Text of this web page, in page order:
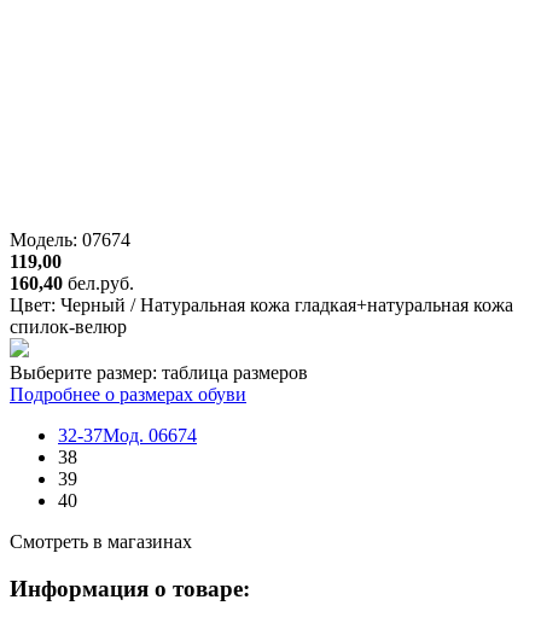
Модель: 07674
119,00
160,40 бел.руб.
Цвет: Черный / Натуральная кожа гладкая+натуральная кожа
спилок-велюр
Выберите размер: таблица размеров
Подробнее о размерах обуви
32-37Мод. 06674
38
39
40
Смотреть в магазинах
Информация о товаре: